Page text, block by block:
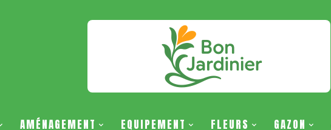
AMÉNAGEMENT EQUIPEMENT FLEURS GAZON